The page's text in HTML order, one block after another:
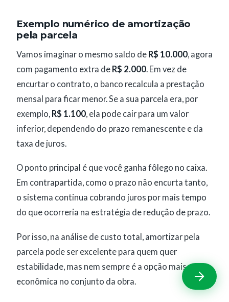
Exemplo numérico de amortização
pela parcela
Vamos imaginar o mesmo saldo de R$ 10.000, agora
com pagamento extra de R$ 2.000. Em vez de
encurtar o contrato, o banco recalcula a prestação
mensal para ficar menor. Se a sua parcela era, por
exemplo, R$ 1.100, ela pode cair para um valor
inferior, dependendo do prazo remanescente e da
taxa de juros.
O ponto principal é que você ganha fôlego no caixa.
Em contrapartida, como o prazo não encurta tanto,
o sistema continua cobrando juros por mais tempo
do que ocorreria na estratégia de redução de prazo.
Por isso, na análise de custo total, amortizar pela
parcela pode ser excelente para quem quer
estabilidade, mas nem sempre é a opção mais
econômica no conjunto da obra.